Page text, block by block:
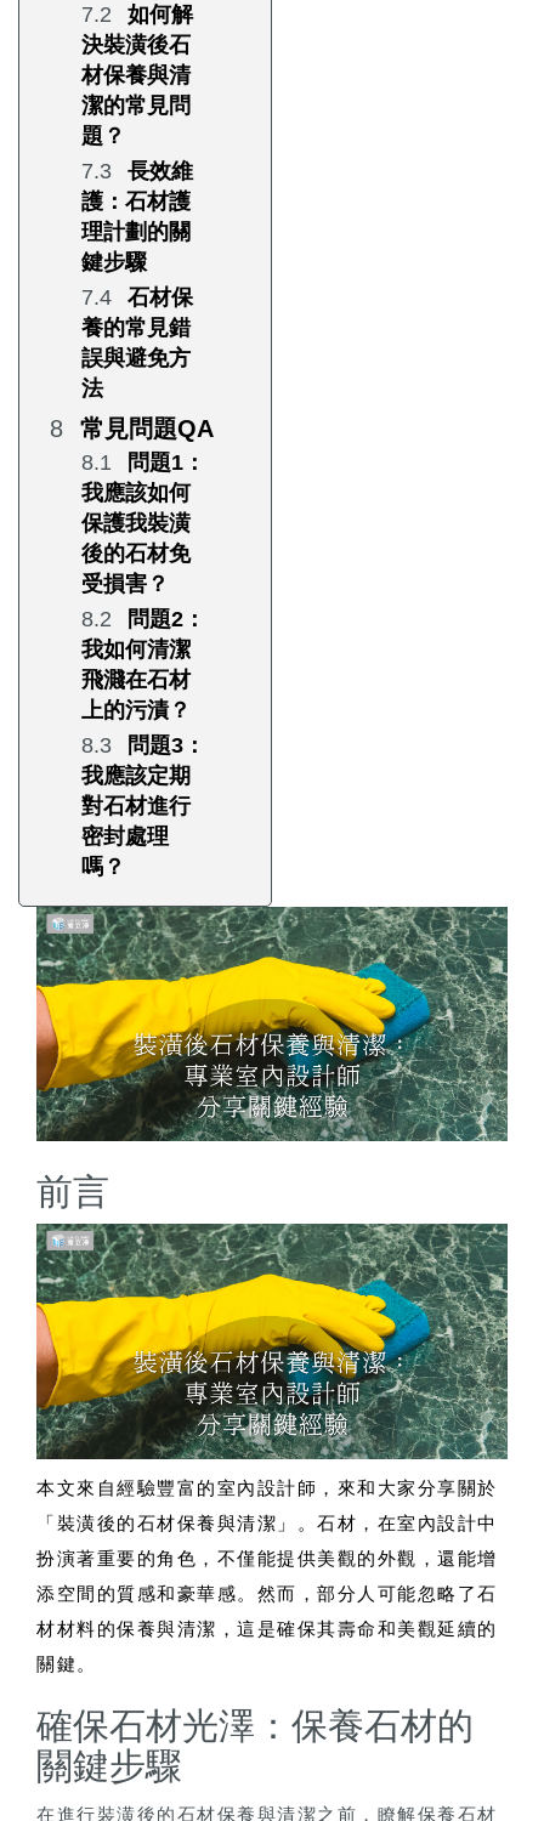
如何解
決裝潢後石
材保養與清
潔的常見問
題？
長效維
護：石材護
理計劃的關
鍵步驟
石材保
養的常見錯
誤與避免方
法
常見問題QA
問題1：
我應該如何
保護我裝潢
後的石材免
受損害？
問題2：
我如何清潔
飛濺在石材
上的污漬？
問題3：
我應該定期
對石材進行
密封處理
嗎？
前言
本文來自經驗豐富的室內設計師，來和大家分享關於
「裝潢後的石材保養與清潔」。石材，在室內設計中
扮演著重要的角色，不僅能提供美觀的外觀，還能增
添空間的質感和豪華感。然而，部分人可能忽略了石
材材料的保養與清潔，這是確保其壽命和美觀延續的
關鍵。
確保石材光澤：保養石材的
關鍵步驟
在進行裝潢後的石材保養與清潔之前，瞭解保養石材